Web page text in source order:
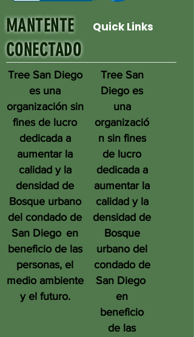
MANTENTE
CONECTADO
Quick Links
Tree San Diego
es una
organización sin
fines de lucro
dedicada a
aumentar la
calidad y la
densidad de
Bosque urbano
del condado de
San Diego en
beneficio de las
personas, el
medio ambiente
y el futuro.
Tree San
Diego es
una
organizació
n sin fines
de lucro
dedicada a
aumentar la
calidad y la
densidad de
Bosque
urbano del
condado de
San Diego
en
beneficio
de las